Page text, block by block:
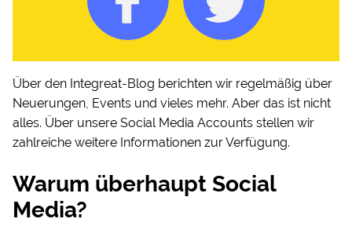
Über den Integreat-Blog berichten wir regelmäßig über
Neuerungen, Events und vieles mehr. Aber das ist nicht
alles. Über unsere Social Media Accounts stellen wir
zahlreiche weitere Informationen zur Verfügung.
Warum überhaupt Social
Media?